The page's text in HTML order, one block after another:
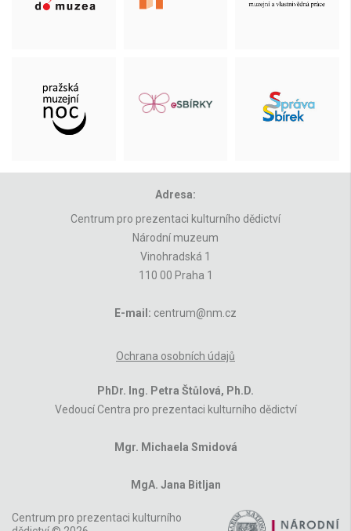
Adresa:
Centrum pro prezentaci kulturního dědictví
Národní muzeum
Vinohradská 1
110 00 Praha 1
E-mail: centrum@nm.cz
Ochrana osobních údajů
PhDr. Ing. Petra Štůlová, Ph.D.
Vedoucí Centra pro prezentaci kulturního dědictví
Mgr. Michaela Smidová
MgA. Jana Bitljan
Centrum pro prezentaci kulturního